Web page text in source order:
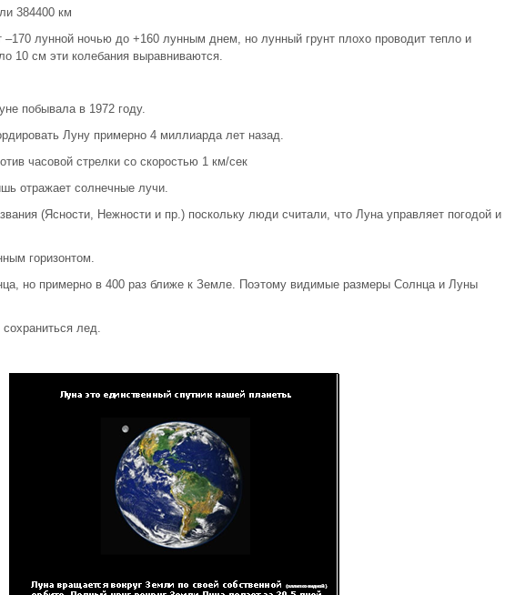
384400 км
–170 лунной ночью до +160 лунным днем, но лунный грунт плохо проводит тепло и
10 см эти колебания выравниваются.
побывала в 1972 году.
Луну примерно 4 миллиарда лет назад.
часовой стрелки со скоростью 1 км/сек
отражает солнечные лучи.
(Ясности, Нежности и пр.) поскольку люди считали, что Луна управляет погодой и
горизонтом.
но примерно в 400 раз ближе к Земле. Поэтому видимые размеры Солнца и Луны
лед.